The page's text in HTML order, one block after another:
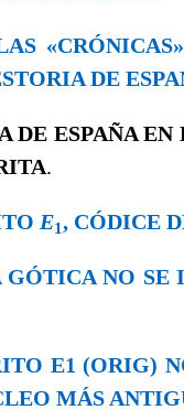
DE
DE ESPAÑAEN
.
E1, CÓDICE
NO SE
E1 (ORIG)
MÁS